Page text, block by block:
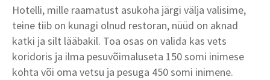
Hotelli, mille raamatust asukoha järgi välja valisime,
teine tiib on kunagi olnud restoran, nüüd on aknad
katki ja silt lääbakil. Toa osas on valida kas vets
koridoris ja ilma pesuvõimaluseta 150 somi inimese
kohta või oma vetsu ja pesuga 450 somi inimene.